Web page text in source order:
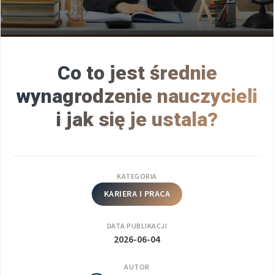
Co to jest średnie
wynagrodzenie nauczycieli
i jak się je ustala?
KATEGORIA
KARIERA I PRACA
DATA PUBLIKACJI
2026-06-04
AUTOR